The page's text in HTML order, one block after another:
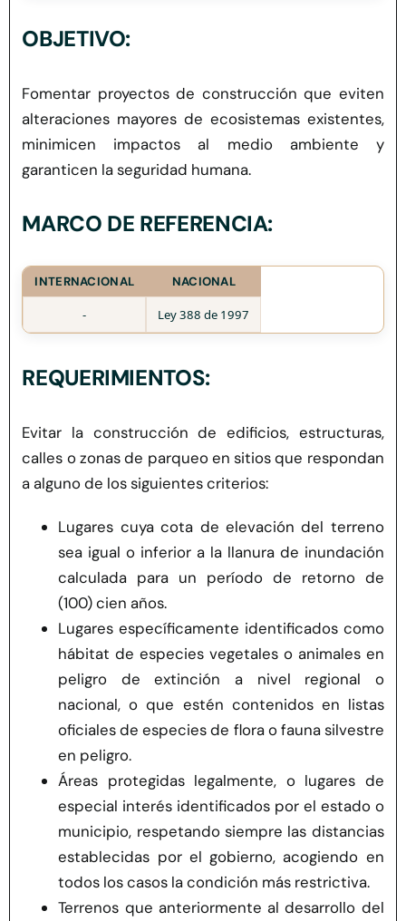
OBJETIVO:
Fomentar proyectos de construcción que eviten
alteraciones mayores de ecosistemas existentes,
minimicen impactos al medio ambiente y
garanticen la seguridad humana.
MARCO DE REFERENCIA:
INTERNACIONAL NACIONAL
- Ley 388 de 1997
REQUERIMIENTOS:
Evitar la construcción de edificios, estructuras,
calles o zonas de parqueo en sitios que respondan
a alguno de los siguientes criterios:
Lugares cuya cota de elevación del terreno
sea igual o inferior a la llanura de inundación
calculada para un período de retorno de
(100) cien años.
Lugares específicamente identificados como
hábitat de especies vegetales o animales en
peligro de extinción a nivel regional o
nacional, o que estén contenidos en listas
oficiales de especies de flora o fauna silvestre
en peligro.
Áreas protegidas legalmente, o lugares de
especial interés identificados por el estado o
municipio, respetando siempre las distancias
establecidas por el gobierno, acogiendo en
todos los casos la condición más restrictiva.
Terrenos que anteriormente al desarrollo del